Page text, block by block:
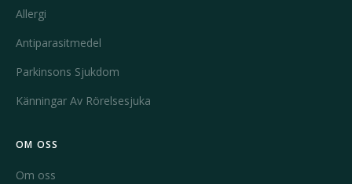
Allergi
Antiparasitmedel
Parkinsons Sjukdom
Känningar Av Rörelsesjuka
OM OSS
Om oss